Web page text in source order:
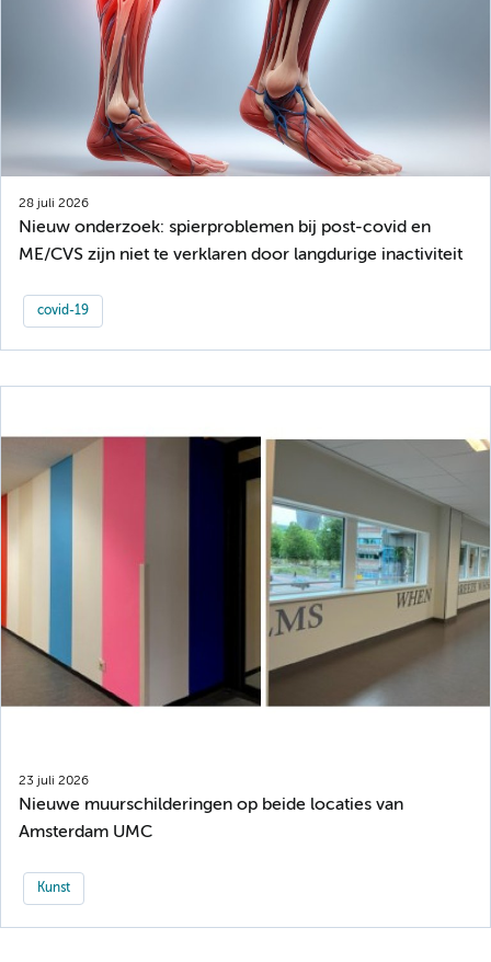
28 juli 2026
Nieuw onderzoek: spierproblemen bij post-covid en
ME/CVS zijn niet te verklaren door langdurige inactiviteit
covid-19
23 juli 2026
Nieuwe muurschilderingen op beide locaties van
Amsterdam UMC
Kunst